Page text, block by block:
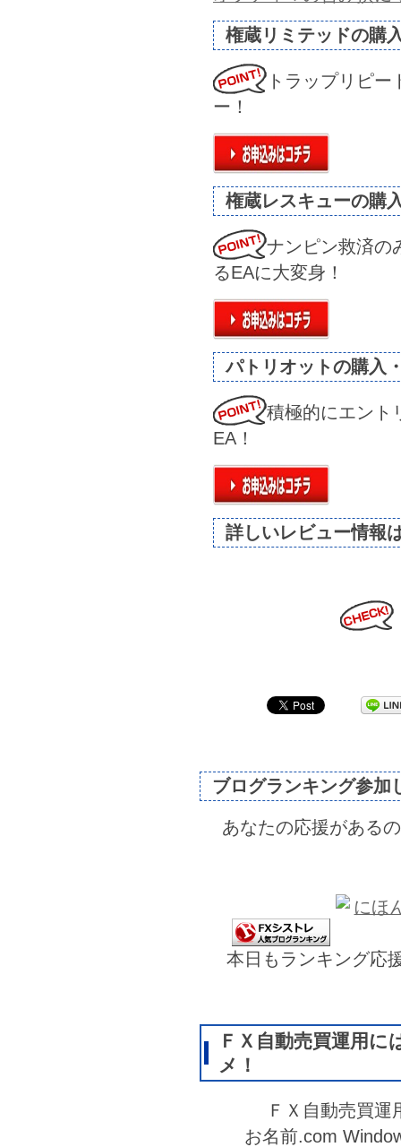
権蔵リミテッドの購
トラップリピ
ー！
権蔵レスキューの購
ナンピン救済の
るEAに大変身！
パトリオットの購入
積極的にエント
EA！
詳しいレビュー情報
ブログランキング参加
あなたの応援がある
本日もランキング応
ＦＸ自動売買運用
メ！
ＦＸ自動売買
お名前.com